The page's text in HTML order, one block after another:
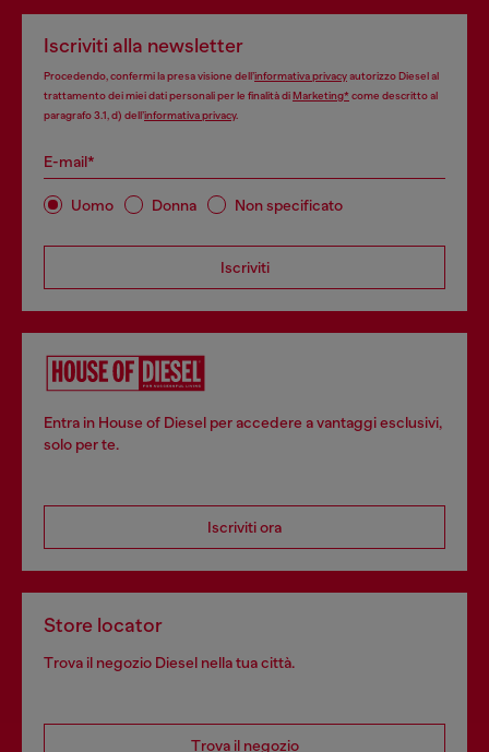
Iscriviti alla newsletter
Procedendo, confermi la presa visione dell’informativa privacyautorizzo Diesel al
trattamento dei miei dati personali per le finalità diMarketing*come descritto al
paragrafo 3.1, d) dell’informativa privacy.
E-mail*
Uomo Donna Non specificato
Iscriviti
Entra in House of Diesel per accedere a vantaggi esclusivi,
solo per te.
Iscriviti ora
Store locator
Trova il negozio Diesel nella tua città.
Trova il negozio